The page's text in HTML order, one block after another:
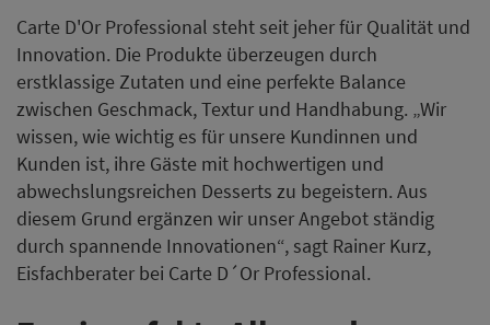
Carte D'Or Professional steht seit jeher für Qualität und
Innovation. Die Produkte überzeugen durch
erstklassige Zutaten und eine perfekte Balance
zwischen Geschmack, Textur und Handhabung. „Wir
wissen, wie wichtig es für unsere Kundinnen und
Kunden ist, ihre Gäste mit hochwertigen und
abwechslungsreichen Desserts zu begeistern. Aus
diesem Grund ergänzen wir unser Angebot ständig
durch spannende Innovationen“, sagt Rainer Kurz,
Eisfachberater bei Carte D´Or Professional.